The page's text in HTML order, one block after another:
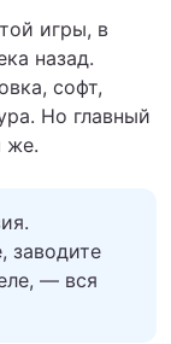
игры, в
назад.
софт,
Но главный
же.
заводите
— вся